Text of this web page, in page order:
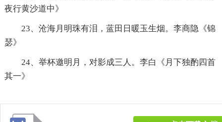
夜行黄沙道中》
23、沧海月明珠有泪，蓝田日暖玉生烟。李商隐《锦
瑟》
24、举杯邀明月，对影成三人。李白《月下独酌四首
其一》